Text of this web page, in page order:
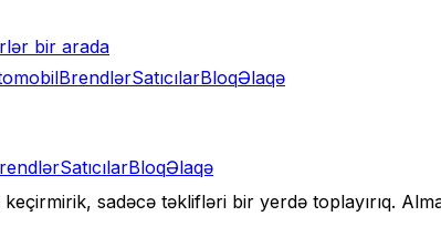
bir arada
BrendlərSatıcılarBloqƏlaqə
SatıcılarBloqƏlaqə
keçirmirik, sadəcə təklifləri bir yerdə toplayırıq.